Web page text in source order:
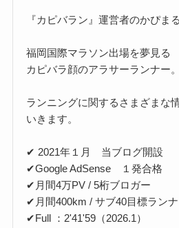
『カピバラン』運営者のかぴま
福岡国際マラソン出場を夢見る
カピバラ顔のアラサーランナー。
ランニングに関するさまざまな
いきます。
✔ 2021年１月 当ブログ開設
✔Google AdSense １発合格
✔月間4万PV / 5桁ブロガー
✔月間400km / サブ40目標ラン
✔Full ：2'41'59（2026.1）